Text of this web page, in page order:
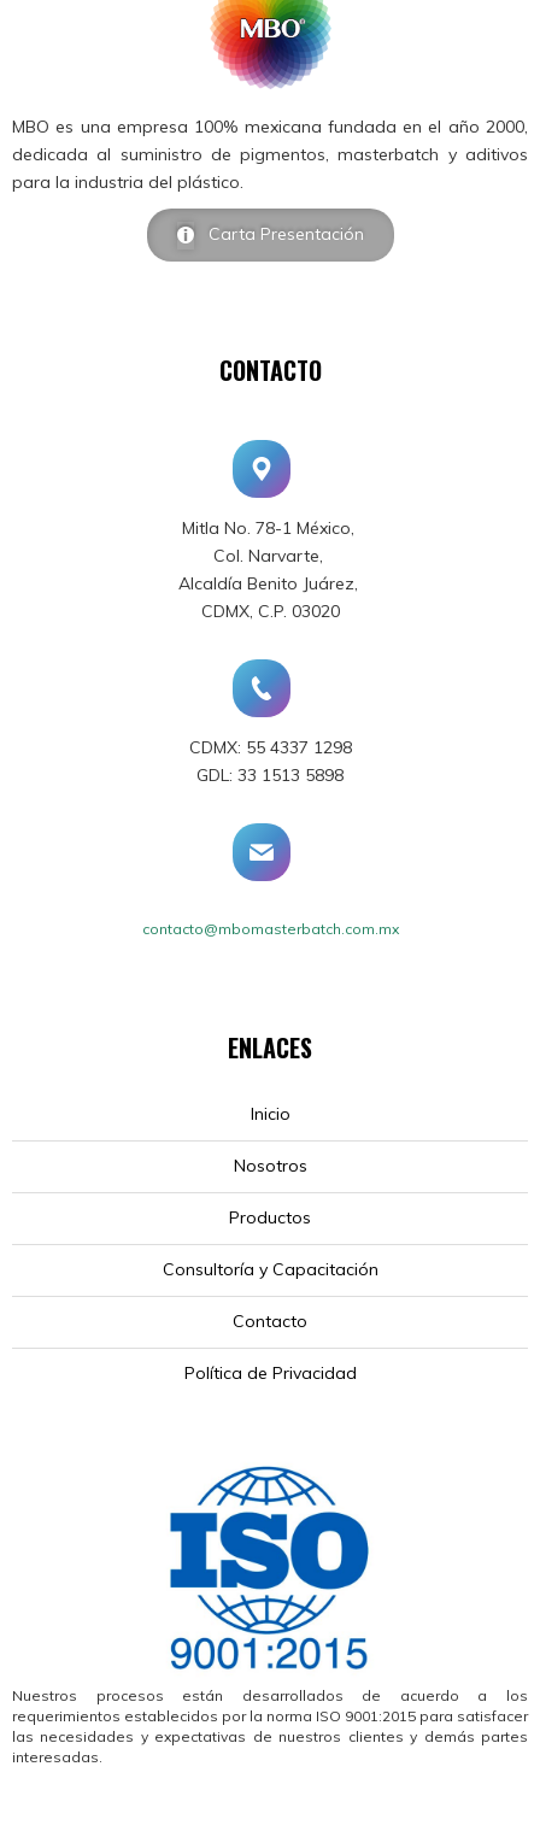
MBO es una empresa 100% mexicana fundada en el año 2000,
dedicada al suministro de pigmentos, masterbatch y aditivos
para la industria del plástico.
Carta Presentación
CONTACTO
Mitla No. 78-1 México,
Col. Narvarte,
Alcaldía Benito Juárez,
CDMX, C.P. 03020
CDMX: 55 4337 1298
GDL: 33 1513 5898
contacto@mbomasterbatch.com.mx
ENLACES
Inicio
Nosotros
Productos
Consultoría y Capacitación
Contacto
Política de Privacidad
Nuestros procesos están desarrollados de acuerdo a los
requerimientos establecidos por la norma ISO 9001:2015 para satisfacer
las necesidades y expectativas de nuestros clientes y demás partes
interesadas.